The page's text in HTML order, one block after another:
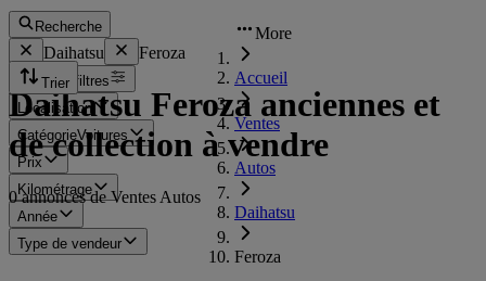
Recherche
Daihatsu Feroza
Tous les filtres
Localisation
CatégorieVoitures
Prix
Kilométrage
Année
Type de vendeur
More
Accueil
Ventes
Autos
Daihatsu
Feroza
Daihatsu Feroza anciennes et
de collection à vendre
0 annonces de Ventes Autos
Trier